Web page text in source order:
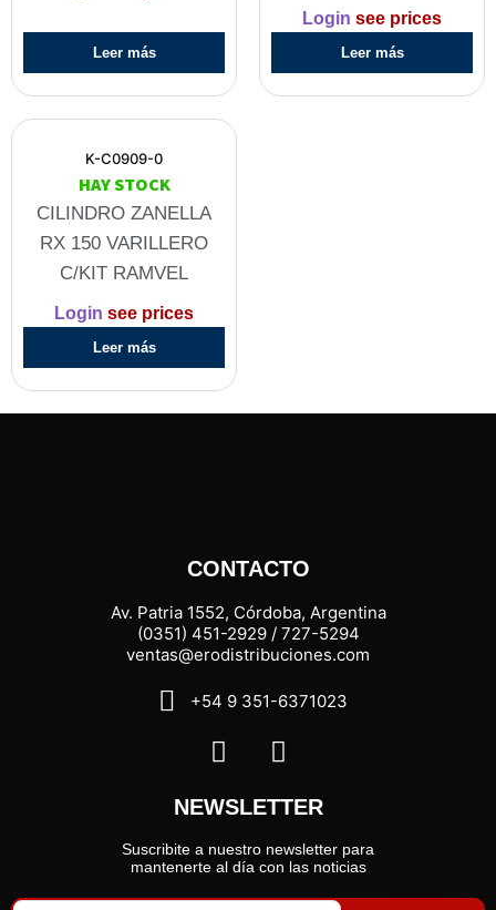
Leer más
Login see prices
Leer más
K-C0909-0
HAY STOCK
CILINDRO ZANELLA
RX 150 VARILLERO
C/KIT RAMVEL
Login see prices
Leer más
CONTACTO
Av. Patria 1552, Córdoba, Argentina
(0351) 451-2929 / 727-5294
ventas@erodistribuciones.com
+54 9 351-6371023
NEWSLETTER
Suscribite a nuestro newsletter para
mantenerte al día con las noticias